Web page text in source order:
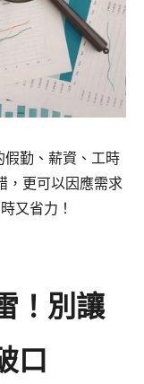
假勤、薪資、工時
，更可以因應需求
又省力！
！別讓
口